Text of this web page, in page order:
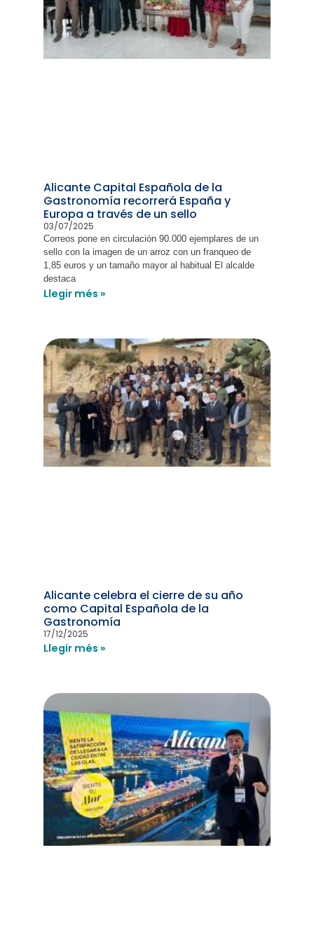
Alicante Capital Española de la
Gastronomía recorrerá España y
Europa a través de un sello
03/07/2025
Correos pone en circulación 90.000 ejemplares de un
sello con la imagen de un arroz con un franqueo de
1,85 euros y un tamaño mayor al habitual El alcalde
destaca
Llegir més »
Alicante celebra el cierre de su año
como Capital Española de la
Gastronomía
17/12/2025
Llegir més »